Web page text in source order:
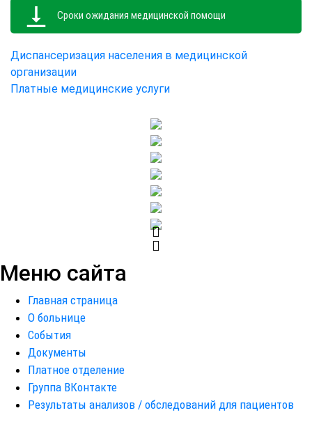
Сроки ожидания медицинской помощи
Диспансеризация населения в медицинской
организации
Платные медицинские услуги
Меню сайта
Главная страница
О больнице
События
Документы
Платное отделение
Группа ВКонтакте
Результаты анализов / обследований для пациентов